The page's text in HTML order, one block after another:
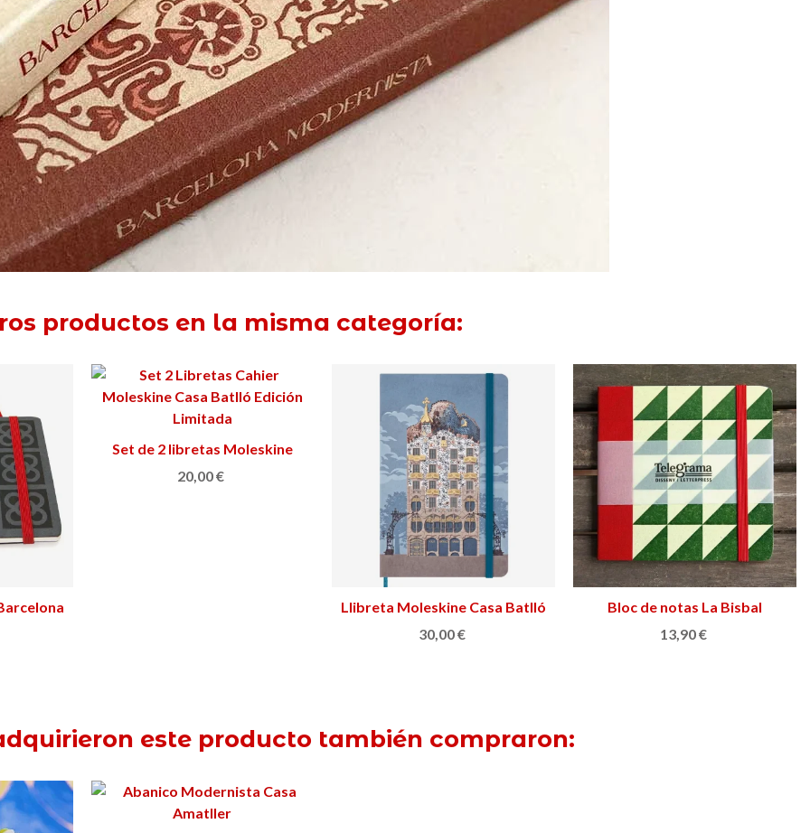
productos en la misma categoría:
Ver más
Set de 2 libretas Moleskine
Casa Batlló
20,00 €
Ver más
Llibreta Moleskine Casa Batlló
30,00 €
Añadir al carrito
Bloc de notas La Bisbal
13,90 €
este producto también compraron: